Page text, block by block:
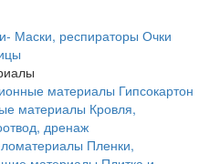
Маски, респираторы Очки
материалы Гипсокартон
материалы Кровля,
дренаж
Пленки,